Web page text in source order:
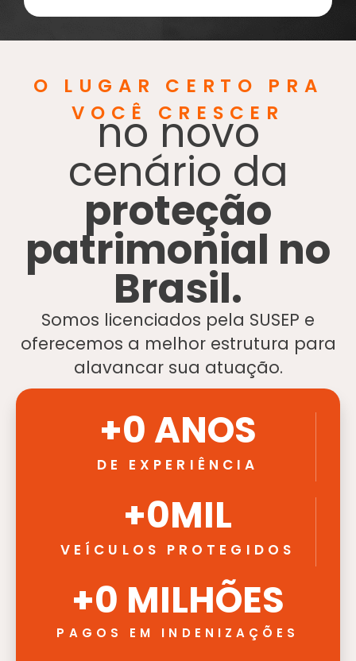
O LUGAR CERTO PRA
VOCÊ CRESCER
no novo
cenário da
proteção
patrimonial no
Brasil.
Somos licenciados pela SUSEP e
oferecemos a melhor estrutura para
alavancar sua atuação.
DE EXPERIÊNCIA
+0 ANOS
VEÍCULOS PROTEGIDOS
+0MIL
PAGOS EM INDENIZAÇÕES
+0 MILHÕES